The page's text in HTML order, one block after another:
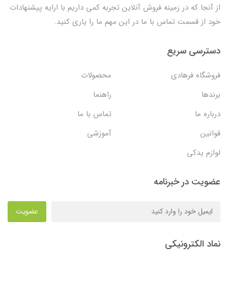
از آنجا که در زمینه فروش آنلاین تجربه کمی داریم با ارایه پیشنهادات
خود از قسمت تماس با ما در این مهم ما را یاری کنید.
دسترسی سریع
فروشگاه فرهادی
محصولات
برندها
راهنما
درباره ما
تماس با ما
قوانین
آموزشی
لوازم یدکی
عضویت در خبرنامه
عضویت
نماد الکترونیکی